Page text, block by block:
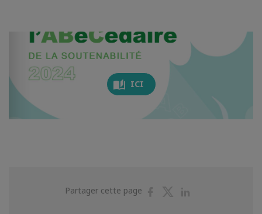
ICI
Partager cette page
PartagerPartager